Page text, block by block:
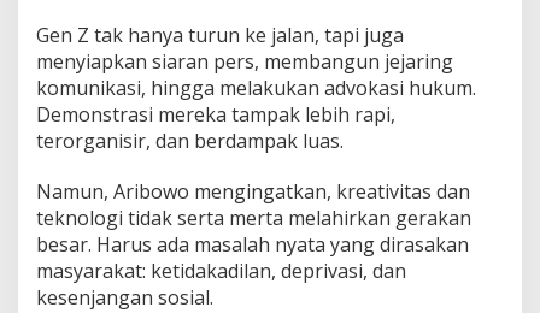
Gen Z tak hanya turun ke jalan, tapi juga
menyiapkan siaran pers, membangun jejaring
komunikasi, hingga melakukan advokasi hukum.
Demonstrasi mereka tampak lebih rapi,
terorganisir, dan berdampak luas.
Namun, Aribowo mengingatkan, kreativitas dan
teknologi tidak serta merta melahirkan gerakan
besar. Harus ada masalah nyata yang dirasakan
masyarakat: ketidakadilan, deprivasi, dan
kesenjangan sosial.